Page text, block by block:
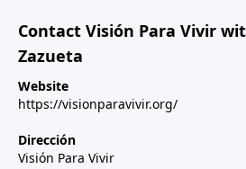
Contact Visión Para Vivir
Zazueta
Website
https://visionparavivir.org/
Dirección
Visión Para Vivir